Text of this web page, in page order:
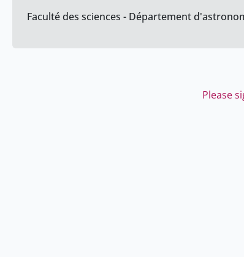
Faculté des sciences - Département
Please